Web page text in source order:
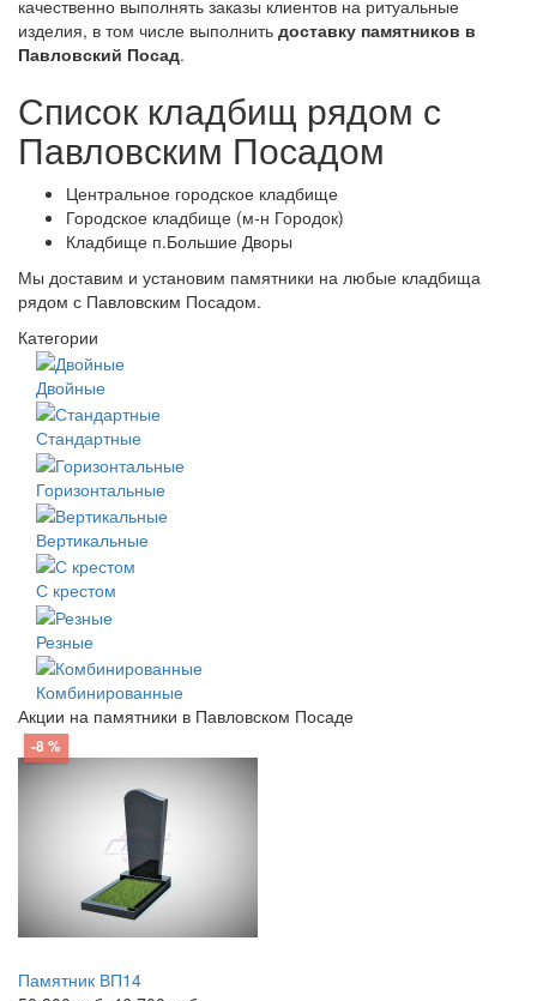
качественно выполнять заказы клиентов на ритуальные
изделия, в том числе выполнить доставку памятников в
Павловский Посад.
Список кладбищ рядом с
Павловским Посадом
Центральное городское кладбище
Городское кладбище (м-н Городок)
Кладбище п.Большие Дворы
Мы доставим и установим памятники на любые кладбища
рядом с Павловским Посадом.
Категории
Двойные
Стандартные
Горизонтальные
Вертикальные
С крестом
Резные
Комбинированные
Акции на памятники в Павловском Посаде
-8 %
Памятник ВП14